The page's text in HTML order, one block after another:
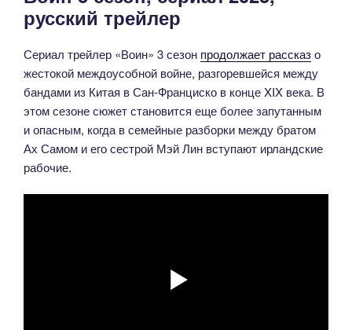
русский трейлер
Сериал трейлер «Воин» 3 сезон продолжает рассказо
жестокой междоусобной войне, разгоревшейся между
бандами из Китая в Сан-Франциско в конце XIX века. В
этом сезоне сюжет становится еще более запутанным
и опасным, когда в семейные разборки между братом
Ах Самом и его сестрой Мэй Лин вступают ирландские
рабочие.